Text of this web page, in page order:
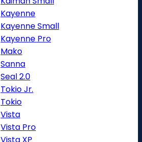
Kayenne
Kayenne Small
Kayenne Pro
Mako
Sanna
Seal 2.0
Tokio Jr.
Tokio
Vista
Vista Pro
Vista XP